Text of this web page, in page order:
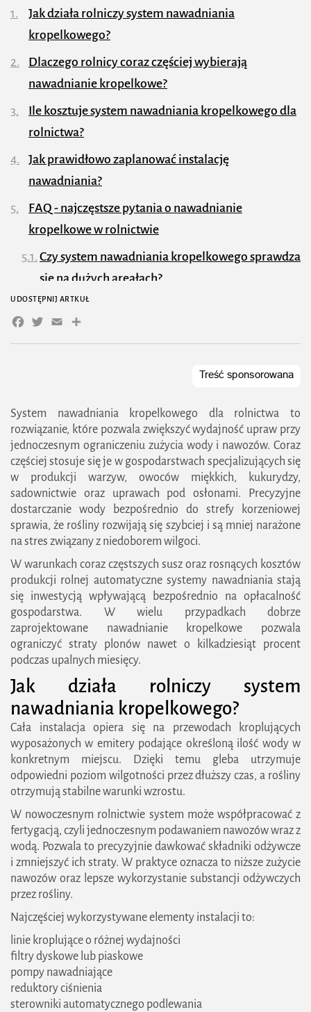
System nawadniania kropelkowego dla rolnictwa to
rozwiązanie, które pozwala zwiększyć wydajność upraw przy
jednoczesnym ograniczeniu zużycia wody i nawozów. Coraz
częściej stosuje się je w gospodarstwach specjalizujących się
w produkcji warzyw, owoców miękkich, kukurydzy,
sadownictwie oraz uprawach pod osłonami. Precyzyjne
dostarczanie wody bezpośrednio do strefy korzeniowej
sprawia, że rośliny rozwijają się szybciej i są mniej narażone
na stres związany z niedoborem wilgoci.
W warunkach coraz częstszych susz oraz rosnących kosztów
produkcji rolnej automatyczne systemy nawadniania stają
się inwestycją wpływającą bezpośrednio na opłacalność
gospodarstwa. W wielu przypadkach dobrze
zaprojektowane nawadnianie kropelkowe pozwala
ograniczyć straty plonów nawet o kilkadziesiąt procent
podczas upalnych miesięcy.
Jak działa rolniczy system
nawadniania kropelkowego?
Cała instalacja opiera się na przewodach kroplujących
wyposażonych w emitery podające określoną ilość wody w
konkretnym miejscu. Dzięki temu gleba utrzymuje
odpowiedni poziom wilgotności przez dłuższy czas, a rośliny
otrzymują stabilne warunki wzrostu.
W nowoczesnym rolnictwie system może współpracować z
fertygacją, czyli jednoczesnym podawaniem nawozów wraz z
wodą. Pozwala to precyzyjnie dawkować składniki odżywcze
i zmniejszyć ich straty. W praktyce oznacza to niższe zużycie
nawozów oraz lepsze wykorzystanie substancji odżywczych
przez rośliny.
Najczęściej wykorzystywane elementy instalacji to:
linie kroplujące o różnej wydajności
filtry dyskowe lub piaskowe
pompy nawadniające
reduktory ciśnienia
sterowniki automatycznego podlewania
Jak działa rolniczy system nawadniania
kropelkowego?
Dlaczego rolnicy coraz częściej wybierają
nawadnianie kropelkowe?
Ile kosztuje system nawadniania kropelkowego dla
rolnictwa?
Jak prawidłowo zaplanować instalację
nawadniania?
FAQ - najczęstsze pytania o nawadnianie
kropelkowe w rolnictwie
Czy system nawadniania kropelkowego sprawdza
się na dużych areałach?
Ile wody można zaoszczędzić dzięki nawadnianiu
kropelkowemu?
Czy nawadnianie kropelkowe zwiększa plony?
UDOSTĘPNIJ ARTKUŁ
Facebook
Twitter
EmailShare